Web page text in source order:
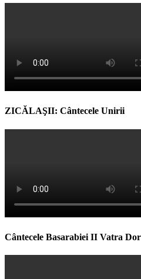
ZICĂLAŞII: Cântecele Unirii
Cântecele Basarabiei II Vatra